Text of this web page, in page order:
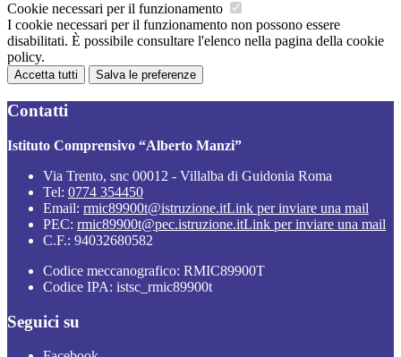
Cookie necessari per il funzionamento
I cookie necessari per il funzionamento non possono essere
disabilitati. È possibile consultare l'elenco nella pagina della cookie
policy.
Accetta tutti Salva le preferenze
Contatti
Istituto Comprensivo “Alberto Manzi”
Via Trento, snc 00012 - Villalba di Guidonia Roma
Tel: 0774 354450
Email: rmic89900t@istruzione.itLink per inviare una mail
PEC: rmic89900t@pec.istruzione.itLink per inviare una mail
C.F.: 94032680582
Codice meccanografico: RMIC89900T
Codice IPA: istsc_rmic89900t
Seguici su